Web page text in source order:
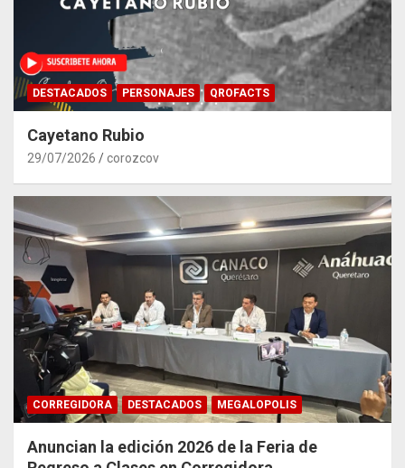
DESTACADOS PERSONAJES QROFACTS
Cayetano Rubio
29/07/2026 corozcov
CORREGIDORA DESTACADOS MEGALOPOLIS
Anuncian la edición 2026 de la Feria de